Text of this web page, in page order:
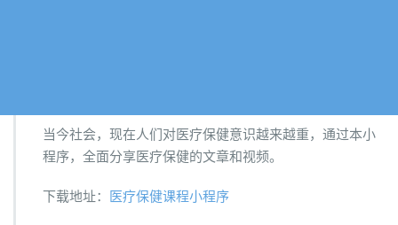
当今社会，现在人们对医疗保健意识越来越重，通过本小
程序，全面分享医疗保健的文章和视频。
下载地址： 医疗保健课程小程序